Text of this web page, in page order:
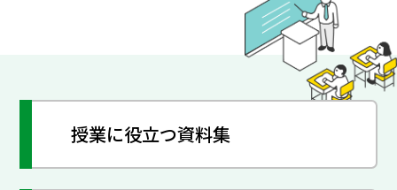
授業に役立つ資料集